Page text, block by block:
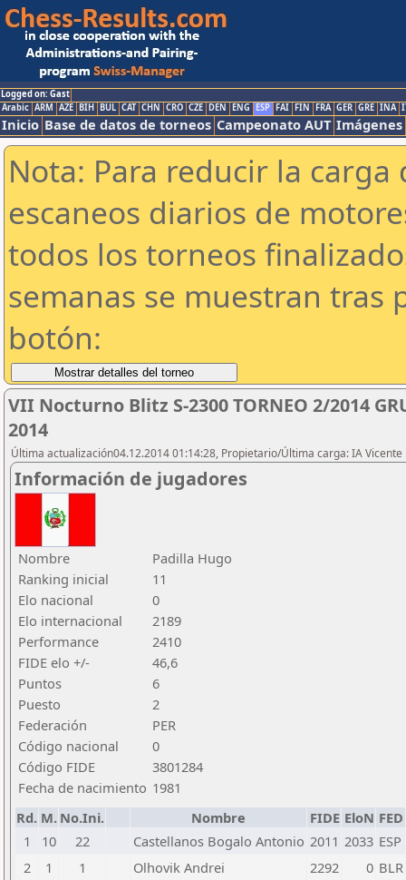
Logged on: Gast
Arabic ARM AZE BIH BUL CAT CHN CRO CZE DEN ENG ESP FAI FIN FRA GER GRE INA
Inicio Base de datos de torneos Campeonato AUT Imágenes
Nota: Para reducir la
escaneos diarios de
todos los torneos
semanas se muestran tras
botón:
VII Nocturno Blitz S-2300 TORNEO 2/2014
2014
Última actualización04.12.2014 01:14:28, Propietario/Última carga: IA Vicente
Información de jugadores
Nombre
Padilla Hugo
Ranking inicial
11
Elo nacional
0
Elo internacional
2189
Performance
2410
FIDE elo +/-
46,6
Puntos
6
Puesto
2
Federación
PER
Código nacional
0
Código FIDE
3801284
Fecha de nacimiento 1981
Rd. M. No.Ini. Nombre FIDE EloN FED
1
10 22 Castellanos Bogalo Antonio 2011 2033 ESP
2
1 1 Olhovik Andrei 2292 0 BLR